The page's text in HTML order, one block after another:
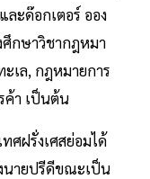
ละด๊อกเตอร์ ออง
ศึกษาวิชากฎหมา
เล, กฎหมายการ
ค้า เป็นต้น
ศฝรั่งเศสย่อมได้
นายปรีดีขณะเป็น